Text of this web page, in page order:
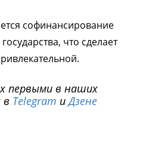
софинансирование
что сделает
первыми в наших
в Telegram иДзене